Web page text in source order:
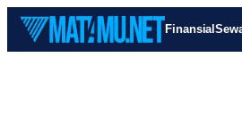
Skip
content
Finansial